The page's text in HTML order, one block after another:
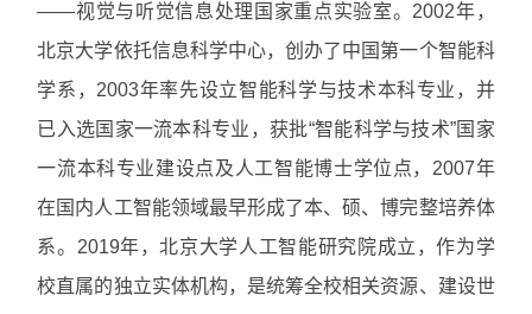
——视觉与听觉信息处理国家重点实验室。2002年，
北京大学依托信息科学中心，创办了中国第一个智能科
学系，2003年率先设立智能科学与技术本科专业，并
已入选国家一流本科专业，获批“智能科学与技术”国家
一流本科专业建设点及人工智能博士学位点，2007年
在国内人工智能领域最早形成了本、硕、博完整培养体
系。2019年，北京大学人工智能研究院成立，作为学
校直属的独立实体机构，是统筹全校相关资源、建设世